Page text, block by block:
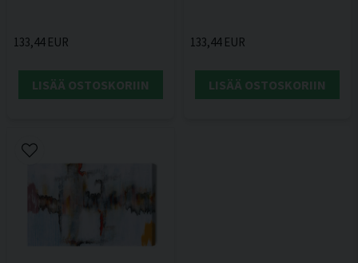
133,44 EUR
LISÄÄ OSTOSKORIIN
133,44 EUR
LISÄÄ OSTOSKORIIN